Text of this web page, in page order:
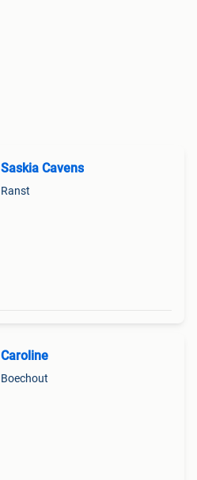
Saskia Cavens
Ranst
Caroline
Boechout